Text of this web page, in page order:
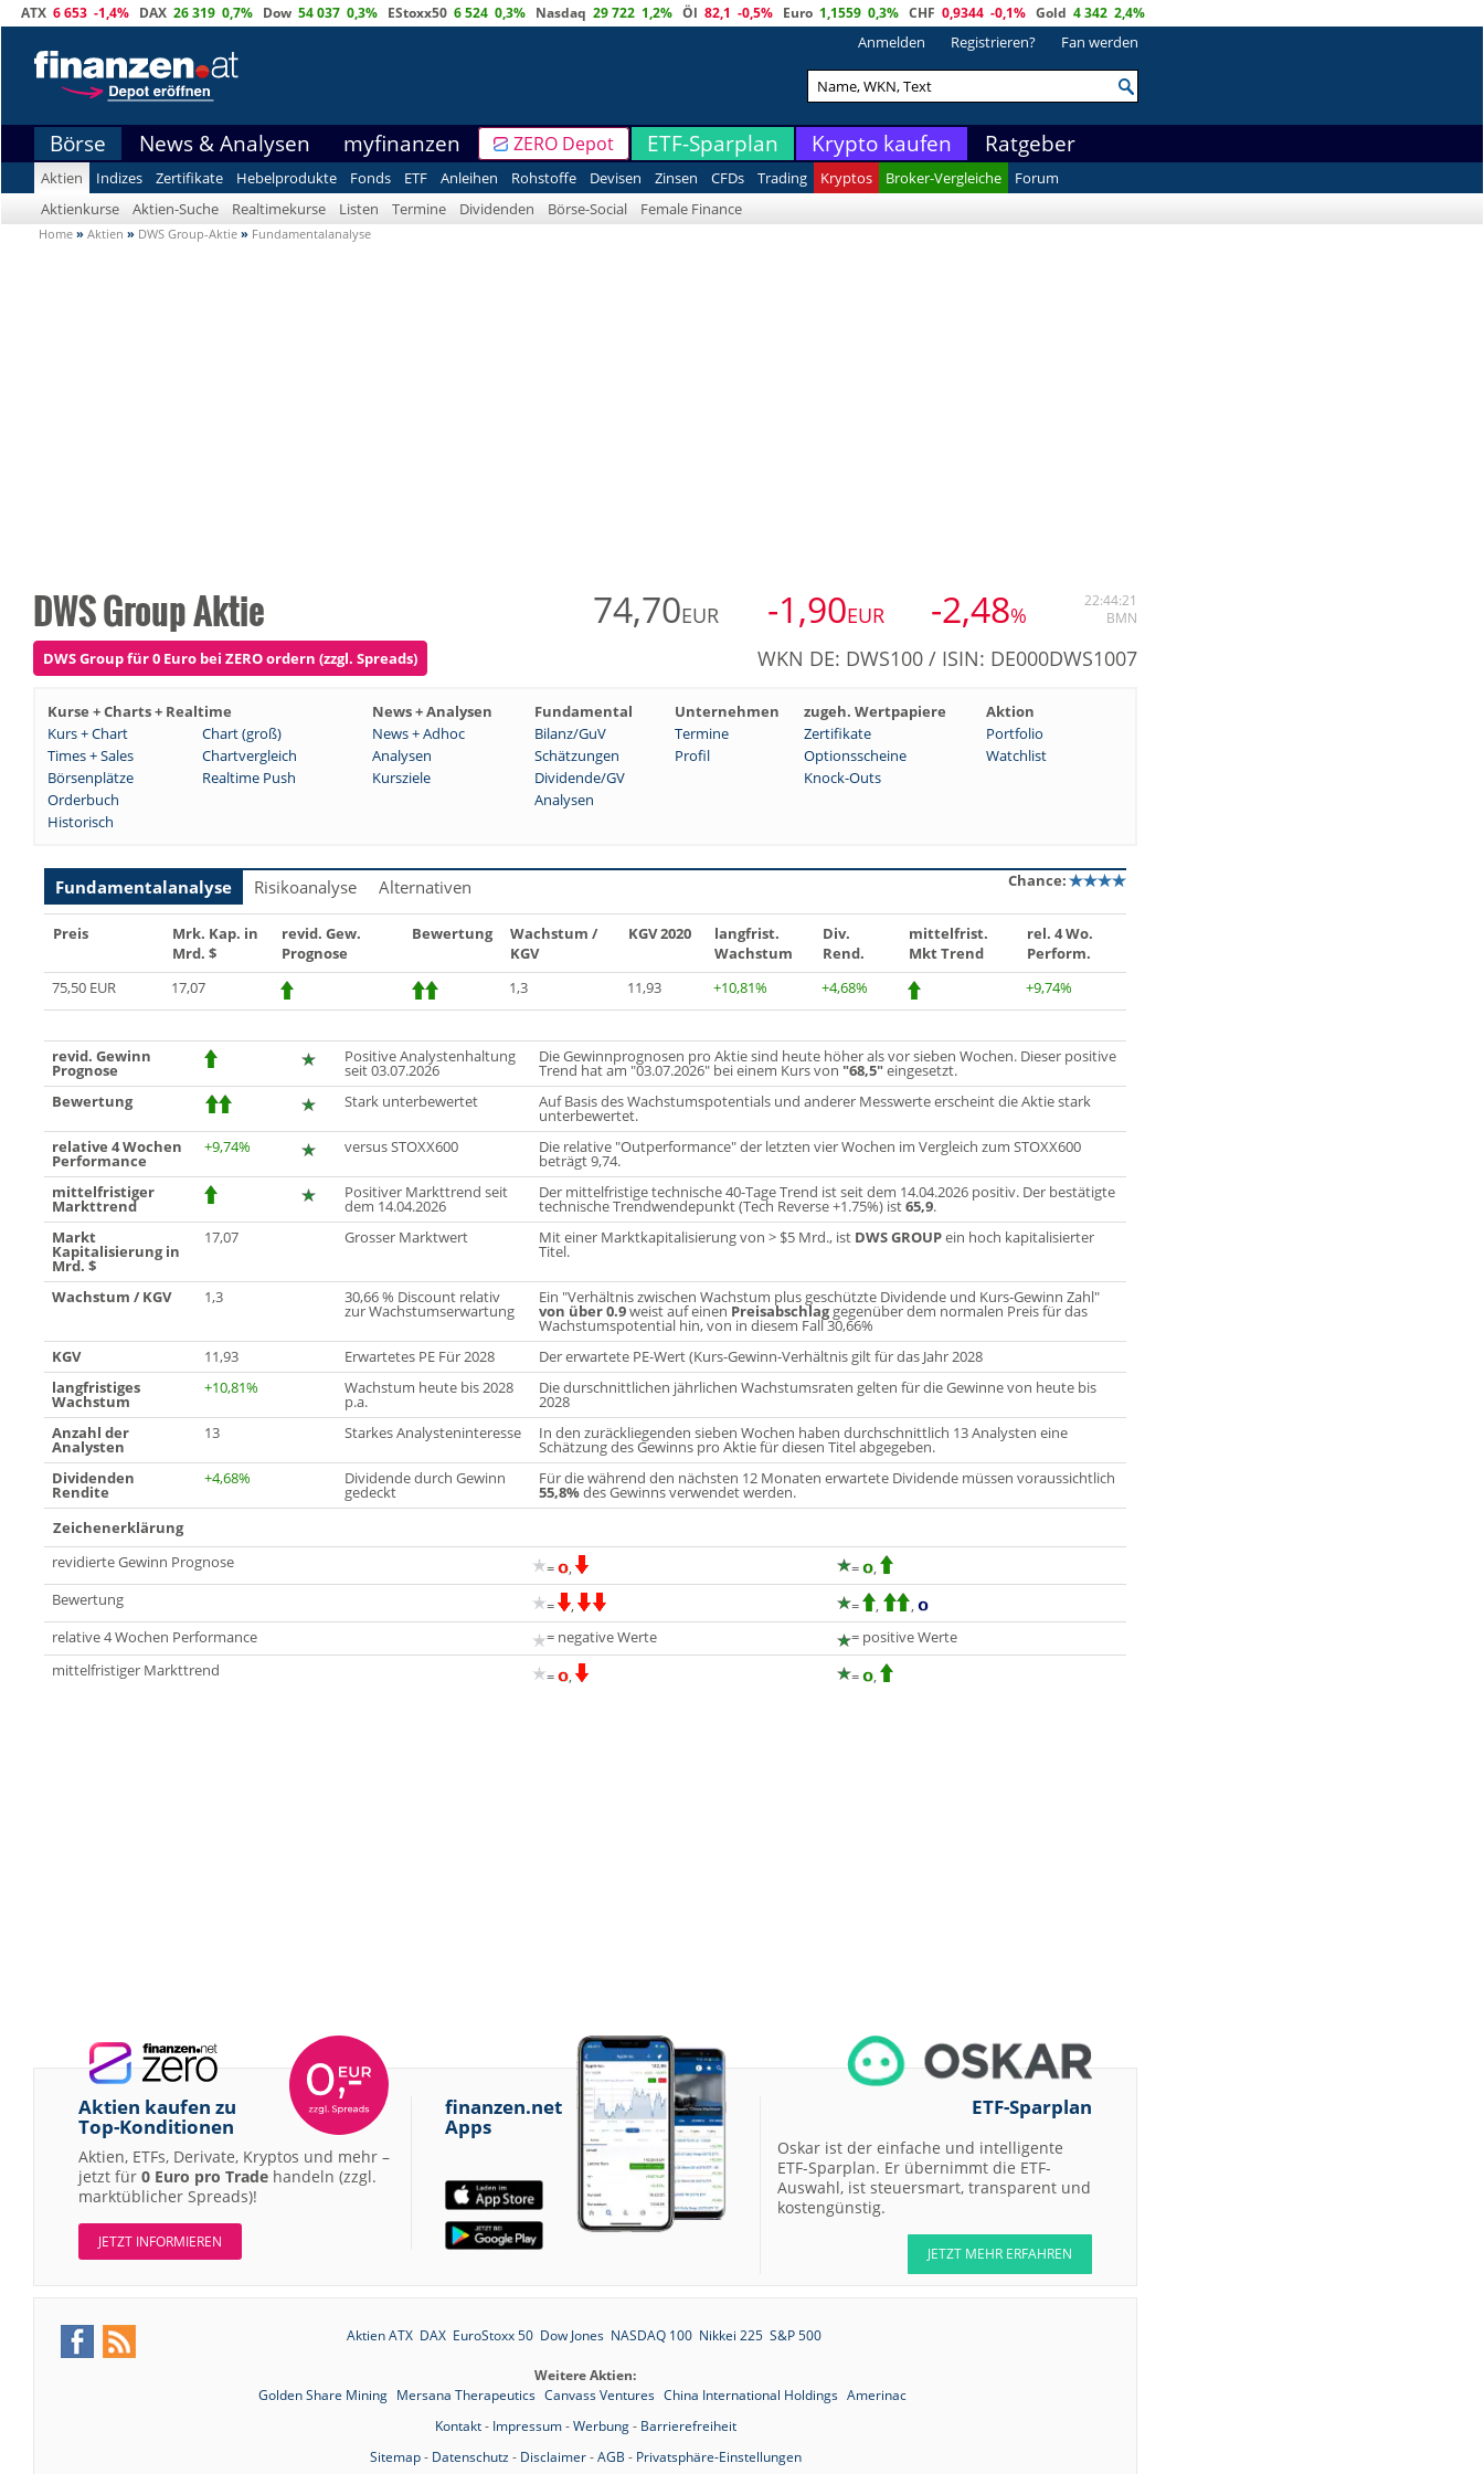
ATX 6 653 -1,4% DAX 26 319 0,7% Dow 54 037 0,3% EStoxx50 6 524 0,3% Nasdaq 29 722 1,2% Öl 82,1 -0,5% Euro 1,1559 0,3% CHF 0,9344 -0,1% Gold 4 342 2,4%
Anmelden Registrieren? Fan werden
Börse News & Analysen myfinanzen ZERO Depot ETF-Sparplan Krypto kaufen Ratgeber
Aktien Indizes Zertifikate Hebelprodukte Fonds ETF Anleihen Rohstoffe Devisen Zinsen CFDs Trading Kryptos Broker-Vergleiche
Forum
Aktienkurse
Aktien-Suche Realtimekurse Listen Termine Dividenden Börse-Social Female Finance
Home » Aktien » DWS Group-Aktie » Fundamentalanalyse
DWS Group Aktie 74,70EUR -1,90EUR -2,48%
22:44:21
BMN
DWS Group für 0 Euro bei ZERO ordern (zzgl. Spreads) WKN DE: DWS100 / ISIN: DE000DWS1007
Kurse + Charts + Realtime News + Analysen Fundamental Unternehmen zugeh. Wertpapiere
Aktion
Kurs + Chart
Chart (groß) News + Adhoc Bilanz/GuV Termine Zertifikate
Portfolio
Times + Sales
Chartvergleich Analysen Schätzungen Profil Optionsscheine
Watchlist
Börsenplätze
Realtime Push Kursziele Dividende/GV
Knock-Outs
Orderbuch
Analysen
Historisch
Fundamentalanalyse Risikoanalyse Alternativen Chance:
Preis
Mrk. Kap. in
Mrd. $
revid. Gew.
Prognose
Bewertung
Wachstum /
KGV
KGV 2020
langfrist.
Wachstum
Div.
Rend.
mittelfrist.
Mkt Trend
rel. 4 Wo.
Perform.
75,50 EUR
17,07 1,3 11,93 +10,81% +4,68% +9,74%
revid. Gewinn
Prognose
Positive Analystenhaltung
seit 03.07.2026
Die Gewinnprognosen pro Aktie sind heute höher als vor sieben Wochen. Dieser positive
Trend hat am "03.07.2026" bei einem Kurs von "68,5"eingesetzt.
Bewertung
Stark unterbewertet Auf Basis des Wachstumspotentials und anderer Messwerte erscheint die Aktie stark
unterbewertet.
relative 4 Wochen
Performance
+9,74% versus STOXX600 Die relative "Outperformance" der letzten vier Wochen im Vergleich zum STOXX600
beträgt 9,74.
mittelfristiger
Markttrend
Positiver Markttrend seit
dem 14.04.2026
Der mittelfristige technische 40-Tage Trend ist seit dem 14.04.2026 positiv. Der bestätigte
technische Trendwendepunkt (Tech Reverse +1.75%) ist65,9.
Markt
Kapitalisierung in
Mrd. $
17,07 Grosser Marktwert Mit einer Marktkapitalisierung von > $5 Mrd., ist DWS GROUPein hoch kapitalisierter
Titel.
Wachstum / KGV 1,3 30,66 % Discount relativ
zur Wachstumserwartung
Ein "Verhältnis zwischen Wachstum plus geschützte Dividende und Kurs-Gewinn Zahl"
von über 0.9weist auf einen Preisabschlaggegenüber dem normalen Preis für das
Wachstumspotential hin, von in diesem Fall 30,66%
KGV
11,93 Erwartetes PE Für 2028
Der erwartete PE-Wert (Kurs-Gewinn-Verhältnis gilt für das Jahr 2028
langfristiges
Wachstum
+10,81% Wachstum heute bis 2028
p.a.
Die durschnittlichen jährlichen Wachstumsraten gelten für die Gewinne von heute bis
2028
Anzahl der
Analysten
13 Starkes Analysteninteresse In den zuräckliegenden sieben Wochen haben durchschnittlich 13 Analysten eine
Schätzung des Gewinns pro Aktie für diesen Titel abgegeben.
Dividenden
Rendite
+4,68% Dividende durch Gewinn
gedeckt
Für die während den nächsten 12 Monaten erwartete Dividende müssen voraussichtlich
55,8%des Gewinns verwendet werden.
Zeichenerklärung
revidierte Gewinn Prognose
= , =
,
Bewertung
= , = ,
,
relative 4 Wochen Performance
= negative Werte
= positive Werte
mittelfristiger Markttrend
= , = ,
Aktien kaufen zu
Top-Konditionen
Aktien, ETFs, Derivate, Kryptos und mehr –
jetzt für 0 Euro pro Trade handeln (zzgl.
marktüblicher Spreads)!
JETZT INFORMIEREN
finanzen.net
Apps
ETF-Sparplan
Oskar ist der einfache und intelligente
ETF-Sparplan. Er übernimmt die ETF-
Auswahl, ist steuersmart, transparent und
kostengünstig.
JETZT MEHR ERFAHREN
Aktien ATX DAX EuroStoxx 50 Dow Jones NASDAQ 100 Nikkei 225 S&P 500
Weitere Aktien:
Golden Share Mining Mersana Therapeutics Canvass Ventures China International Holdings Amerinac
Kontakt- Impressum-Werbung- Barrierefreiheit
Sitemap- Datenschutz- Disclaimer-AGB - Privatsphäre-Einstellungen